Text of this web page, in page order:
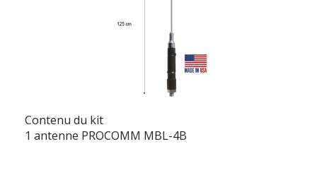
Contenu du kit
1 antenne PROCOMM MBL-4B